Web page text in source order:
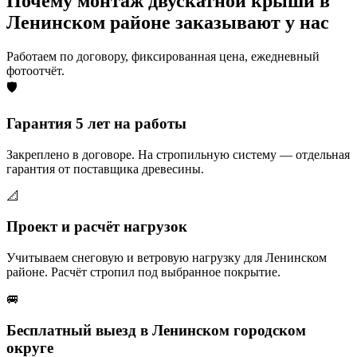
Ленинском районе заказывают у нас
Работаем по договору, фиксированная цена, ежедневный
фотоотчёт.
🛡️
Гарантия 5 лет на работы
Закреплено в договоре. На стропильную систему — отдельная
гарантия от поставщика древесины.
📐
Проект и расчёт нагрузок
Учитываем снеговую и ветровую нагрузку для Ленинском
районе. Расчёт стропил под выбранное покрытие.
🚐
Бесплатный выезд в Ленинском городском
округе